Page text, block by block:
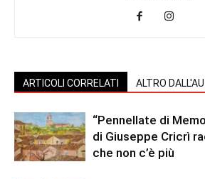
ARTICOLI CORRELATI ALTRO
“Pennellate di
di Giuseppe Cricrì
che non c’è più